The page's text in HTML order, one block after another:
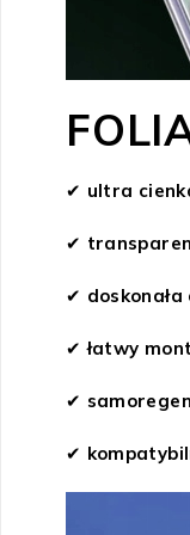
✔ ultra
✔
✔
✔ łatwy
✔
✔